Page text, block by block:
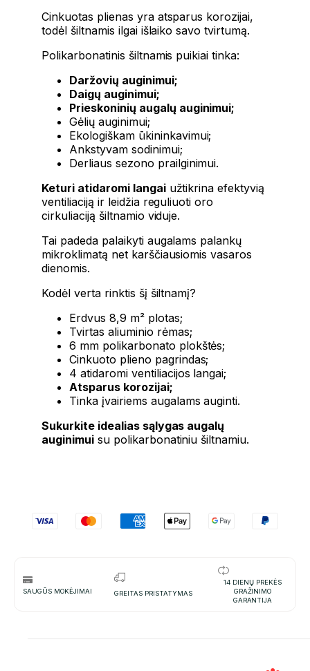
Cinkuotas plienas yra atsparus korozijai,
todėl šiltnamis ilgai išlaiko savo tvirtumą.
Polikarbonatinis šiltnamis puikiai tinka:
Daržovių auginimui;
Daigų auginimui;
Prieskoninių augalų auginimui;
Gėlių auginimui;
Ekologiškam ūkininkavimui;
Ankstyvam sodinimui;
Derliaus sezono prailginimui.
Keturi atidaromi langaiužtikrina efektyvią
ventiliaciją ir leidžia reguliuoti oro
cirkuliaciją šiltnamio viduje.
Tai padeda palaikyti augalams palankų
mikroklimatą net karščiausiomis vasaros
dienomis.
Kodėl verta rinktis šį šiltnamį?
Erdvus 8,9 m² plotas;
Tvirtas aliuminio rėmas;
6 mm polikarbonato plokštės;
Cinkuoto plieno pagrindas;
4 atidaromi ventiliacijos langai;
Atsparus korozijai;
Tinka įvairiems augalams auginti.
Sukurkite idealias sąlygas augalų
auginimuisu polikarbonatiniu šiltnamiu.
SAUGŪS MOKĖJIMAI GREITAS PRISTATYMAS
14 DIENŲ PREKĖS
GRAŽINIMO
GARANTIJA